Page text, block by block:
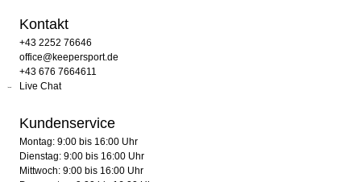
Kontakt
+43 2252 76646
office@keepersport.de
+43 676 7664611
Live Chat
Kundenservice
Montag: 9:00 bis 16:00 Uhr
Dienstag: 9:00 bis 16:00 Uhr
Mittwoch: 9:00 bis 16:00 Uhr